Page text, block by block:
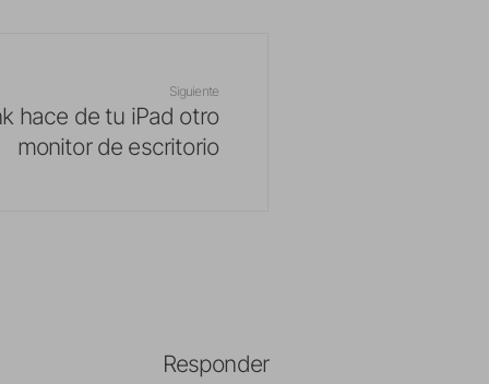
Siguiente
hace de tu iPad otro
monitor de escritorio
Responder